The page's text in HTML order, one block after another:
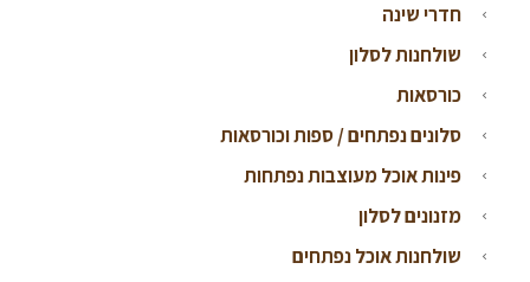
חדרי שינה
שולחנות לסלון
כורסאות
סלונים נפתחים / ספות וכורסאות
פינות אוכל מעוצבות נפתחות
מזנונים לסלון
שולחנות אוכל נפתחים